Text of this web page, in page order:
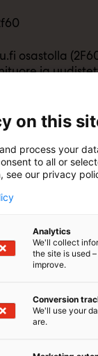
osastolla
ja
(iso valikoima
esillä hyvin
ja
on this
process your
to all or
see our privacy
Analytics
We'll collect
the site is used
improve.
Conversion
We'll use your
are.